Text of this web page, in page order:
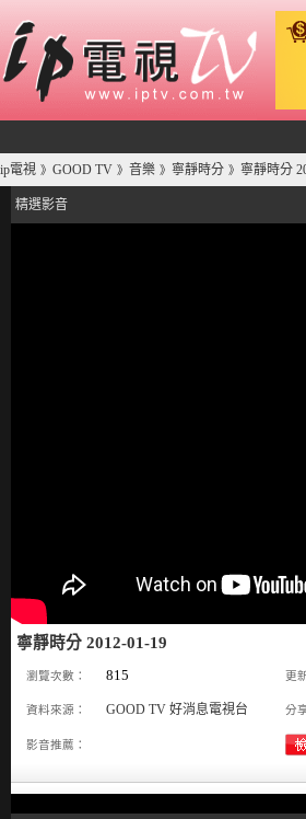
ip電視 》 GOOD TV 》 音樂 》 寧靜時分 》 寧靜時分
精選影音
寧靜時分 2012-01-19
瀏覽次數： 815 更
資料來源： GOOD TV 好消息電視台 分
影音推薦：